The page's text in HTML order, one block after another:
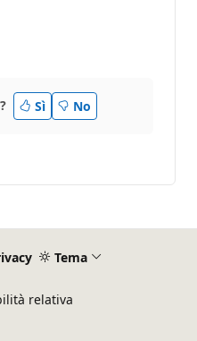
Sì No
Tema
relativa